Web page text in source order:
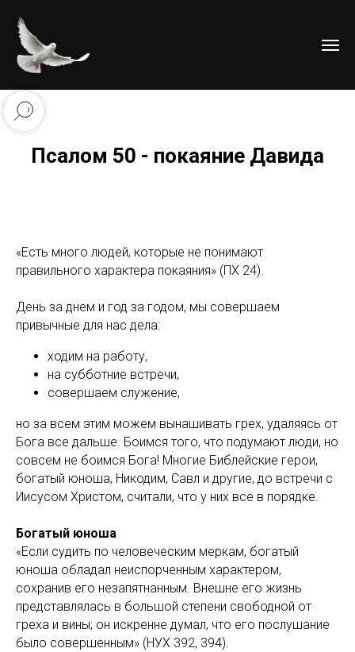
Псалом 50 - покаяние Давида
«Есть много людей, которые не понимают
правильного характера покаяния» (ПХ 24).
День за днем и год за годом, мы совершаем
привычные для нас дела:
ходим на работу,
на субботние встречи,
совершаем служение,
но за всем этим можем вынашивать грех, удаляясь от
Бога все дальше. Боимся того, что подумают люди, но
совсем не боимся Бога! Многие Библейские герои,
богатый юноша, Никодим, Савл и другие, до встречи с
Иисусом Христом, считали, что у них все в порядке.
Богатый юноша
«Если судить по человеческим меркам, богатый
юноша обладал неиспорченным характером,
сохранив его незапятнанным. Внешне его жизнь
представлялась в большой степени свободной от
греха и вины; он искренне думал, что его послушание
было совершенным» (НУХ 392, 394).